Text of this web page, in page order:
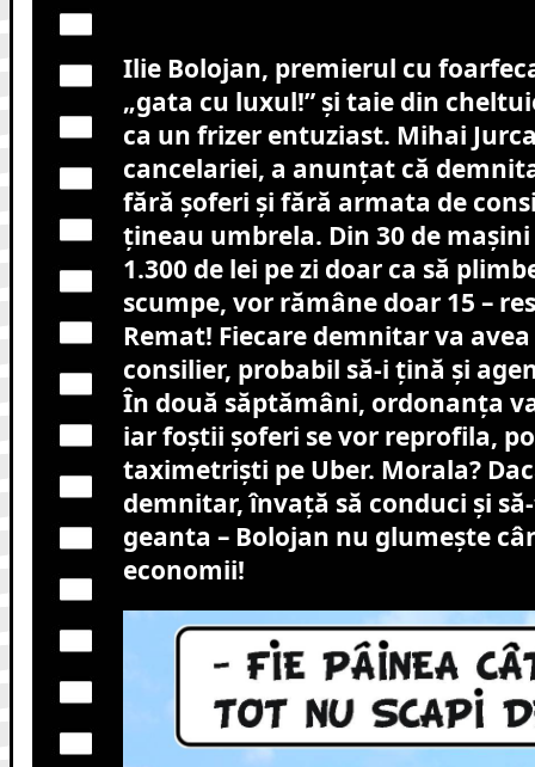
Ilie Bolojan, premierul cu
„gata cu luxul!” și taie din
ca un frizer entuziast. Mihai
cancelariei, a anunțat că
fără șoferi și fără armata de
țineau umbrela. Din 30 de
1.300 de lei pe zi doar ca să
scumpe, vor rămâne doar 15 –
Remat! Fiecare demnitar va
consilier, probabil să-i țină și
În două săptămâni, ordonanța
iar foștii șoferi se vor reprofila,
taximetriști pe Uber. Morala?
demnitar, învață să conduci și
geanta – Bolojan nu glumește
economii!